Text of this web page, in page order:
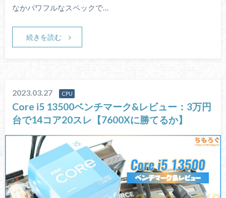
なかパワフルなスペックで…
続きを読む
2023.03.27 CPU
Core i5 13500ベンチマーク&レビュー：3万円
台で14コア20スレ【7600Xに勝てるか】